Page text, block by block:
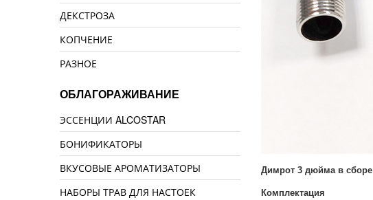
Димрот 3 дюйма в сборе
Комплектация
ДЕКСТРОЗА
КОПЧЕНИЕ
РАЗНОЕ
ОБЛАГОРАЖИВАНИЕ
ЭССЕНЦИИ ALCOSTAR
БОНИФИКАТОРЫ
ВКУСОВЫЕ АРОМАТИЗАТОРЫ
НАБОРЫ ТРАВ ДЛЯ НАСТОЕК